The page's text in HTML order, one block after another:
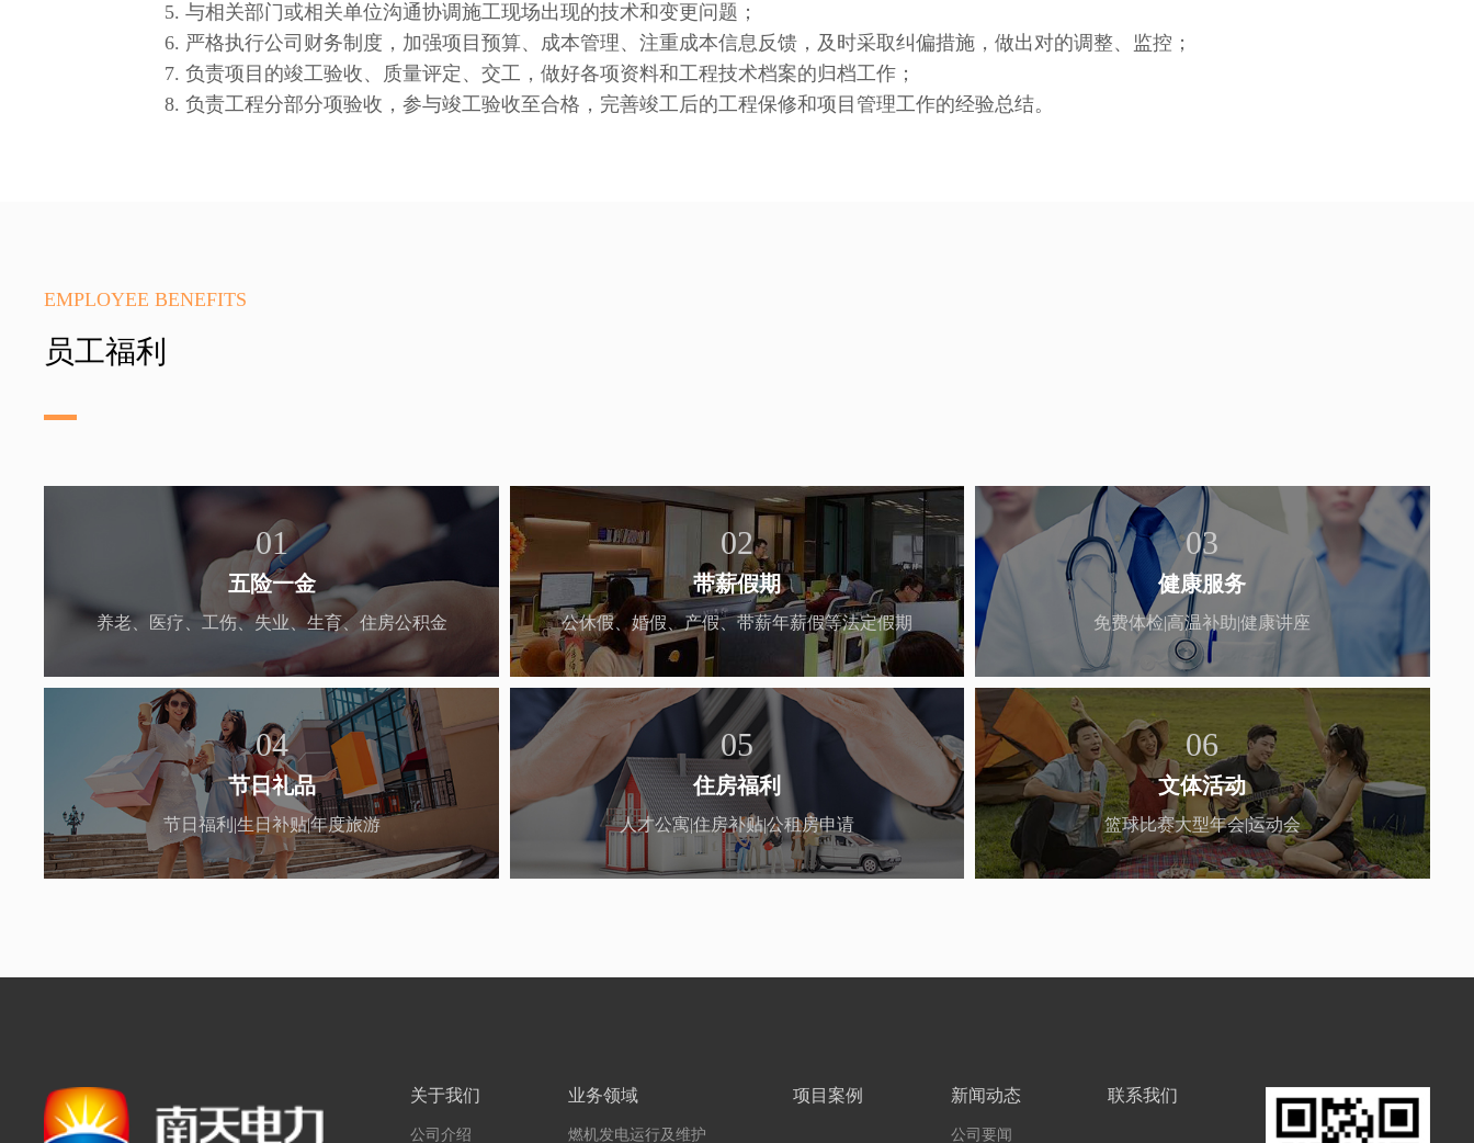
5. 与相关部门或相关单位沟通协调施工现场出现的技术和变更问题；
6. 严格执行公司财务制度，加强项目预算、成本管理、注重成本信息反馈，及时采取纠偏措施，做出对的调整、监控；
7. 负责项目的竣工验收、质量评定、交工，做好各项资料和工程技术档案的归档工作；
8. 负责工程分部分项验收，参与竣工验收至合格，完善竣工后的工程保修和项目管理工作的经验总结。
EMPLOYEE BENEFITS
员工福利
01
五险一金
养老、医疗、工伤、失业、生育、住房公积金
02
带薪假期
公休假、婚假、产假、带薪年薪假等法定假期
03
健康服务
免费体检|高温补助|健康讲座
04
节日礼品
节日福利|生日补贴|年度旅游
05
住房福利
人才公寓|住房补贴|公租房申请
06
文体活动
篮球比赛大型年会|运动会
关于我们
公司介绍
业务领域
燃机发电运行及维护
项目案例 新闻动态
公司要闻
联系我们